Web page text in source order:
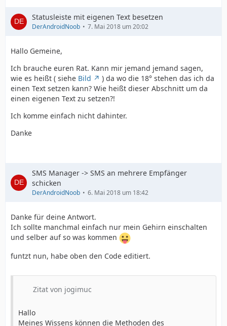
Statusleiste mit eigenen Text besetzen
DerAndroidNoob 7. Mai 2018 um 20:02
Hallo Gemeine,
Ich brauche euren Rat. Kann mir jemand jemand sagen,
wie es heißt ( siehe Bild
) da wo die 18° stehen das ich da
einen Text setzen kann? Wie heißt dieser Abschnitt um da
einen eigenen Text zu setzen?!
Ich komme einfach nicht dahinter.
Danke
SMS Manager -> SMS an mehrere Empfänger
schicken
DerAndroidNoob 6. Mai 2018 um 18:42
Danke für deine Antwort.
Ich sollte manchmal einfach nur mein Gehirn einschalten
und selber auf so was kommen
funtzt nun, habe oben den Code editiert.
Zitat von jogimuc
Hallo
Meines Wissens können die Methoden des